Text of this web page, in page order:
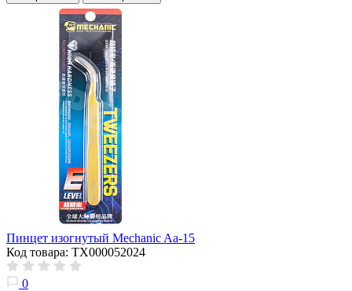
Пинцет изогнутый Mechanic Aa-15
Код товара: ТХ000052024
0